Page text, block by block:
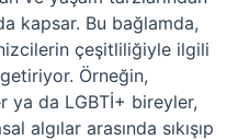
kapsar. Bu bağlamda,
çeşitliliğiyle ilgili
Örneğin,
ya da LGBTİ+ bireyler,
algılar arasında sıkışıp